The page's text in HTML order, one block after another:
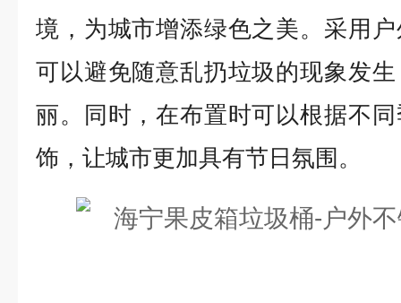
境，为城市增添绿色之美。采用
可以避免随意乱扔垃圾的现象发
丽。同时，在布置时可以根据不
饰，让城市更加具有节日氛围。